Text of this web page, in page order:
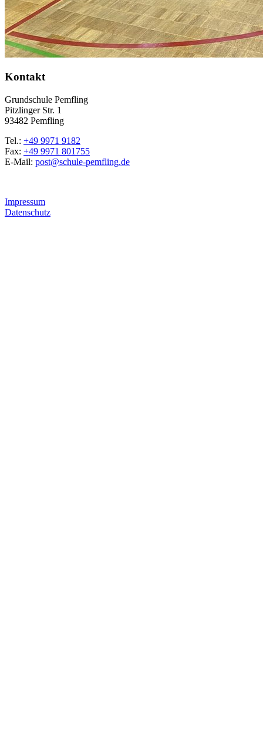
Kontakt
Grundschule Pemfling
Pitzlinger Str. 1
93482 Pemfling
Tel.: +49 9971 9182
Fax: +49 9971 801755
E-Mail: post@schule-pemfling.de
Impressum
Datenschutz